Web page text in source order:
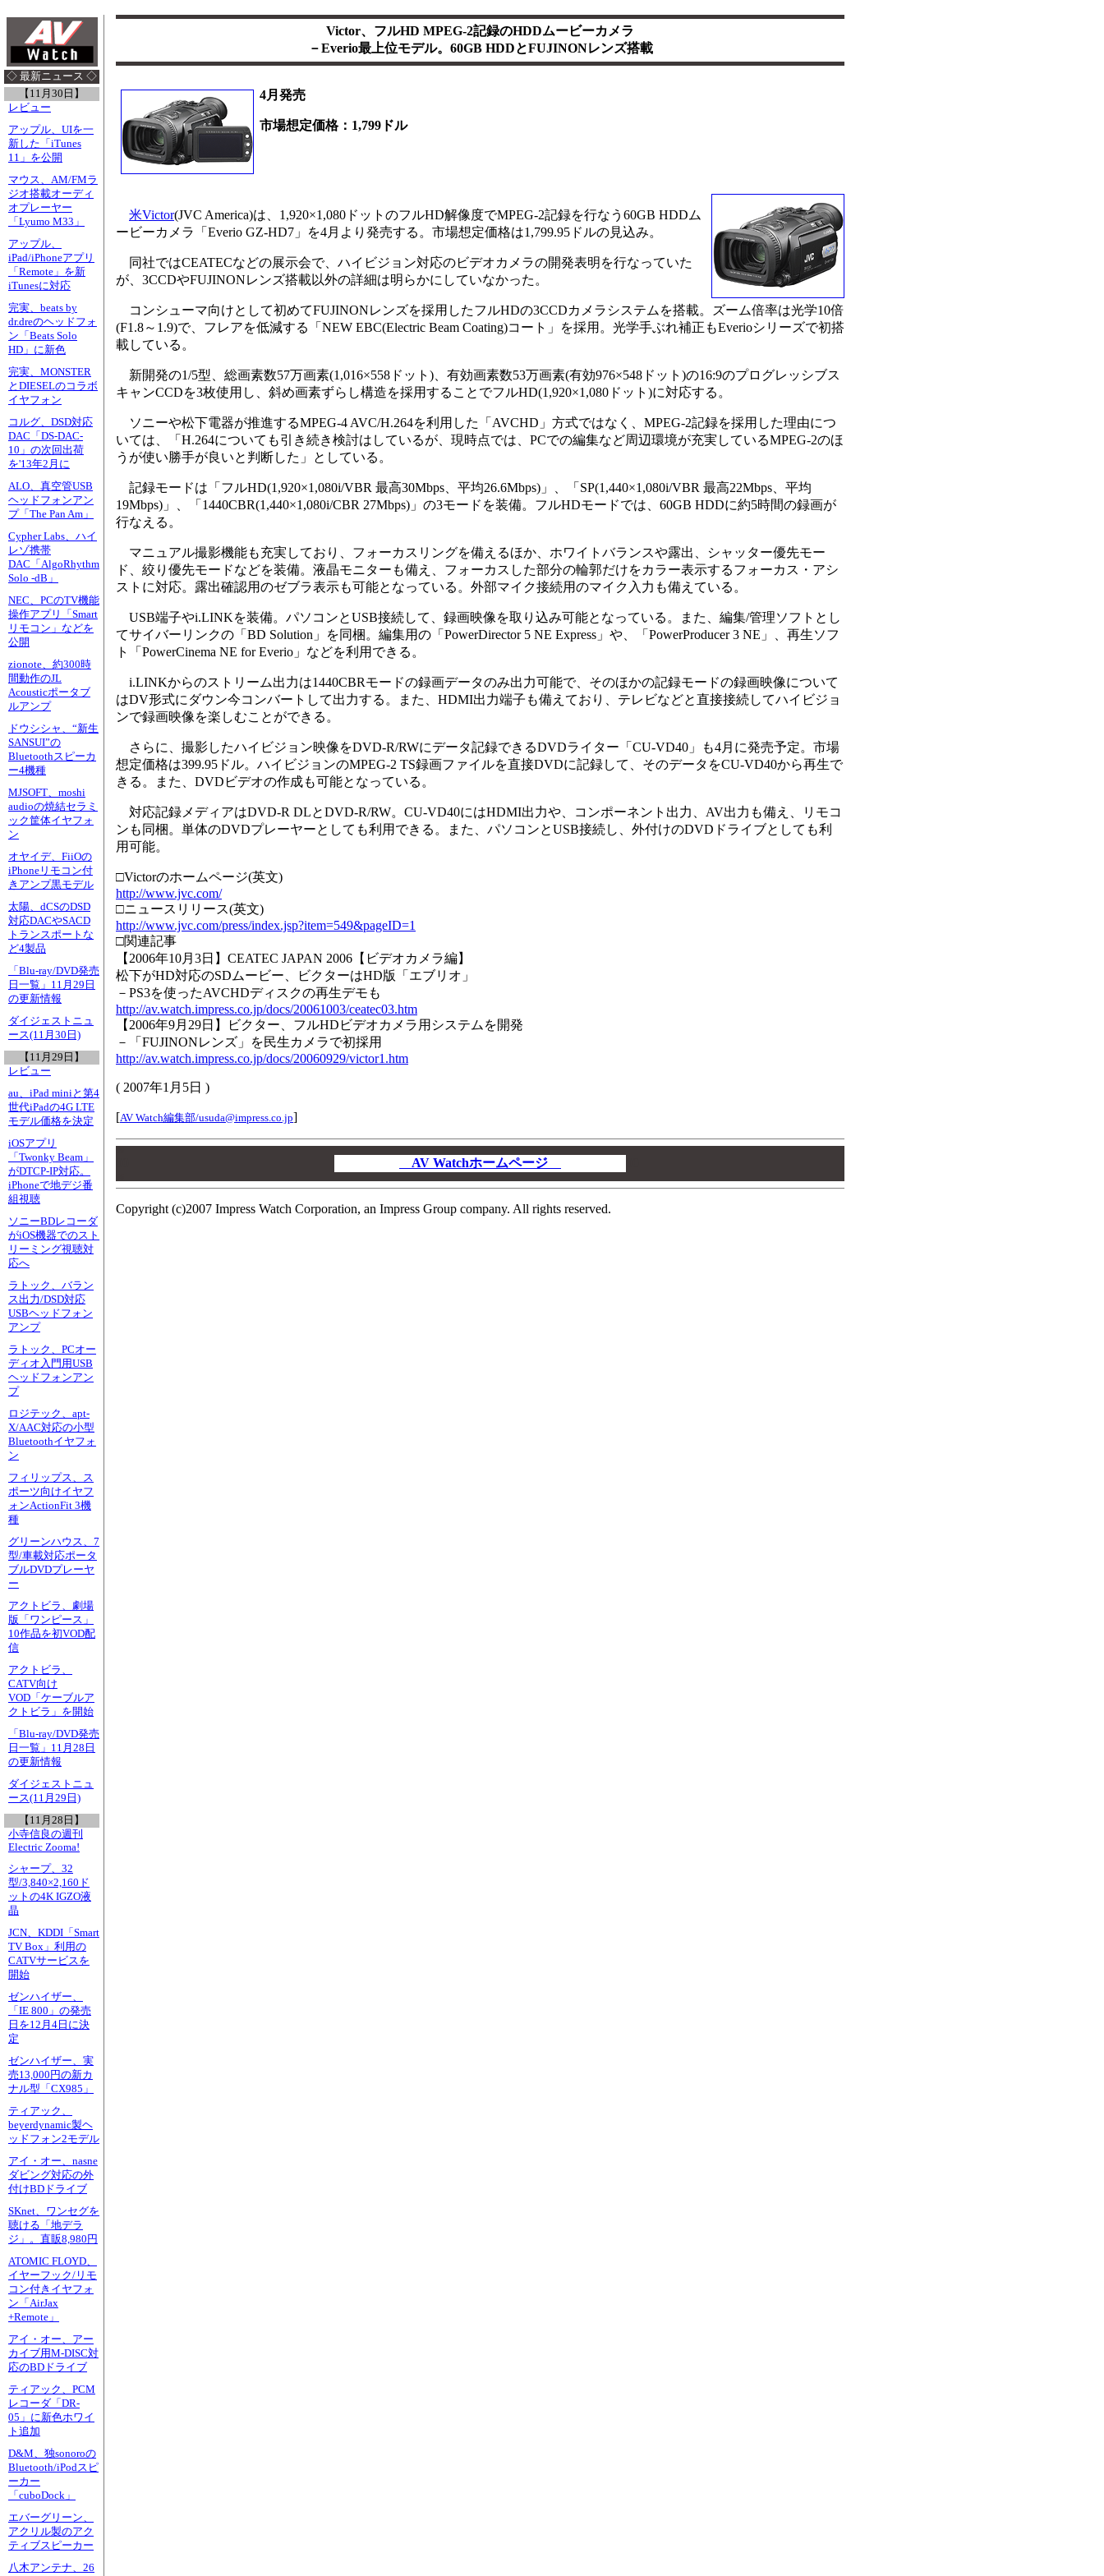
◇ 最新ニュース ◇
【11月30日】
レビュー
アップル、UIを一
新した「iTunes
11」を公開
マウス、AM/FMラ
ジオ搭載オーディ
オプレーヤー
「Lyumo M33」
アップル、
iPad/iPhoneアプリ
「Remote」を新
iTunesに対応
完実、beats by
dr.dreのヘッドフォ
ン「Beats Solo
HD」に新色
完実、MONSTER
とDIESELのコラボ
イヤフォン
コルグ、DSD対応
DAC「DS-DAC-
10」の次回出荷
を'13年2月に
ALO、真空管USB
ヘッドフォンアン
プ「The Pan Am」
Cypher Labs、ハイ
レゾ携帯
DAC「AlgoRhythm
Solo -dB」
NEC、PCのTV機能
操作アプリ「Smart
リモコン」などを
公開
zionote、約300時
間動作のJL
Acousticポータブ
ルアンプ
ドウシシャ、“新生
SANSUI”の
Bluetoothスピーカ
ー4機種
MJSOFT、moshi
audioの焼結セラミ
ック筐体イヤフォ
ン
オヤイデ、FiiOの
iPhoneリモコン付
きアンプ黒モデル
太陽、dCSのDSD
対応DACやSACD
トランスポートな
ど4製品
「Blu-ray/DVD発売
日一覧」11月29日
の更新情報
ダイジェストニュ
ース(11月30日)
【11月29日】
レビュー
au、iPad miniと第4
世代iPadの4G LTE
モデル価格を決定
iOSアプリ
「Twonky Beam」
がDTCP-IP対応。
iPhoneで地デジ番
組視聴
ソニーBDレコーダ
がiOS機器でのスト
リーミング視聴対
応へ
ラトック、バラン
ス出力/DSD対応
USBヘッドフォン
アンプ
ラトック、PCオー
ディオ入門用USB
ヘッドフォンアン
プ
ロジテック、apt-
X/AAC対応の小型
Bluetoothイヤフォ
ン
フィリップス、ス
ポーツ向けイヤフ
ォンActionFit 3機
種
グリーンハウス、7
型/車載対応ポータ
ブルDVDプレーヤ
ー
アクトビラ、劇場
版「ワンピース」
10作品を初VOD配
信
アクトビラ、
CATV向け
VOD「ケーブルア
クトビラ」を開始
「Blu-ray/DVD発売
日一覧」11月28日
の更新情報
ダイジェストニュ
ース(11月29日)
【11月28日】
小寺信良の週刊
Electric Zooma!
シャープ、32
型/3,840×2,160ド
ットの4K IGZO液
晶
JCN、KDDI「Smart
TV Box」利用の
CATVサービスを
開始
ゼンハイザー、
「IE 800」の発売
日を12月4日に決
定
ゼンハイザー、実
売13,000円の新カ
ナル型「CX985」
ティアック、
beyerdynamic製ヘ
ッドフォン2モデル
アイ・オー、nasne
ダビング対応の外
付けBDドライブ
SKnet、ワンセグを
聴ける「地デラ
ジ」。直販8,980円
ATOMIC FLOYD、
イヤーフック/リモ
コン付きイヤフォ
ン「AirJax
+Remote」
アイ・オー、アー
カイブ用M-DISC対
応のBDドライブ
ティアック、PCM
レコーダ「DR-
05」に新色ホワイ
ト追加
D&M、独sonoroの
Bluetooth/iPodスピ
ーカー
「cuboDock」
エバーグリーン、
アクリル製のアク
ティブスピーカー
八木アンテナ、26
Victor、フルHD MPEG-2記録のHDDムービーカメラ
－Everio最上位モデル。60GB HDDとFUJINONレンズ搭載
4月発売
市場想定価格：1,799ドル
米Victor(JVC America)は、1,920×1,080ドットのフルHD解像度でMPEG-2記録を行なう60GB HDDム
ービーカメラ「Everio GZ-HD7」を4月より発売する。市場想定価格は1,799.95ドルの見込み。
同社ではCEATECなどの展示会で、ハイビジョン対応のビデオカメラの開発表明を行なっていた
が、3CCDやFUJINONレンズ搭載以外の詳細は明らかにしていなかった。
コンシューマ向けとして初めてFUJINONレンズを採用したフルHDの3CCDカメラシステムを搭載。ズーム倍率は光学10倍
(F1.8～1.9)で、フレアを低減する「NEW EBC(Electric Beam Coating)コート」を採用。光学手ぶれ補正もEverioシリーズで初搭
載している。
新開発の1/5型、総画素数57万画素(1,016×558ドット)、有効画素数53万画素(有効976×548ドット)の16:9のプログレッシブス
キャンCCDを3枚使用し、斜め画素ずらし構造を採用することでフルHD(1,920×1,080ドット)に対応する。
ソニーや松下電器が推進するMPEG-4 AVC/H.264を利用した「AVCHD」方式ではなく、MPEG-2記録を採用した理由につ
いては、「H.264についても引き続き検討はしているが、現時点では、PCでの編集など周辺環境が充実しているMPEG-2のほ
うが使い勝手が良いと判断した」としている。
記録モードは「フルHD(1,920×1,080i/VBR 最高30Mbps、平均26.6Mbps)」、「SP(1,440×1,080i/VBR 最高22Mbps、平均
19Mbps)」、「1440CBR(1,440×1,080i/CBR 27Mbps)」の3モードを装備。フルHDモードでは、60GB HDDに約5時間の録画が
行なえる。
マニュアル撮影機能も充実しており、フォーカスリングを備えるほか、ホワイトバランスや露出、シャッター優先モー
ド、絞り優先モードなどを装備。液晶モニターも備え、フォーカスした部分の輪郭だけをカラー表示するフォーカス・アシ
ストに対応。露出確認用のゼブラ表示も可能となっている。外部マイク接続用のマイク入力も備えている。
USB端子やi.LINKを装備。パソコンとUSB接続して、録画映像を取り込み可能となっている。また、編集/管理ソフトとし
てサイバーリンクの「BD Solution」を同梱。編集用の「PowerDirector 5 NE Express」や、「PowerProducer 3 NE」、再生ソフ
ト「PowerCinema NE for Everio」などを利用できる。
i.LINKからのストリーム出力は1440CBRモードの録画データのみ出力可能で、そのほかの記録モードの録画映像について
はDV形式にダウン今コンバートして出力する。また、HDMI出力端子も備えており、テレビなどと直接接続してハイビジョ
ンで録画映像を楽しむことができる。
さらに、撮影したハイビジョン映像をDVD-R/RWにデータ記録できるDVDライター「CU-VD40」も4月に発売予定。市場
想定価格は399.95ドル。ハイビジョンのMPEG-2 TS録画ファイルを直接DVDに記録して、そのデータをCU-VD40から再生で
きる。また、DVDビデオの作成も可能となっている。
対応記録メディアはDVD-R DLとDVD-R/RW。CU-VD40にはHDMI出力や、コンポーネント出力、AV出力も備え、リモコ
ンも同梱。単体のDVDプレーヤーとしても利用できる。また、パソコンとUSB接続し、外付けのDVDドライブとしても利
用可能。
□Victorのホームページ(英文)
http://www.jvc.com/
□ニュースリリース(英文)
http://www.jvc.com/press/index.jsp?item=549&pageID=1
□関連記事
【2006年10月3日】CEATEC JAPAN 2006【ビデオカメラ編】
松下がHD対応のSDムービー、ビクターはHD版「エブリオ」
－PS3を使ったAVCHDディスクの再生デモも
http://av.watch.impress.co.jp/docs/20061003/ceatec03.htm
【2006年9月29日】ビクター、フルHDビデオカメラ用システムを開発
－「FUJINONレンズ」を民生カメラで初採用
http://av.watch.impress.co.jp/docs/20060929/victor1.htm
( 2007年1月5日 )
[AV Watch編集部/usuda@impress.co.jp]
AV Watchホームページ
Copyright (c)2007 Impress Watch Corporation, an Impress Group company. All rights reserved.